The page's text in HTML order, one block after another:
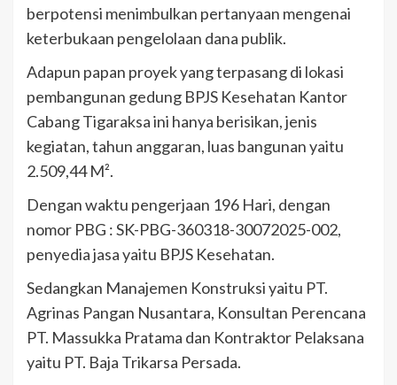
berpotensi menimbulkan pertanyaan mengenai
keterbukaan pengelolaan dana publik.
Adapun papan proyek yang terpasang di lokasi
pembangunan gedung BPJS Kesehatan Kantor
Cabang Tigaraksa ini hanya berisikan, jenis
kegiatan, tahun anggaran, luas bangunan yaitu
2.509,44 M².
Dengan waktu pengerjaan 196 Hari, dengan
nomor PBG : SK-PBG-360318-30072025-002,
penyedia jasa yaitu BPJS Kesehatan.
Sedangkan Manajemen Konstruksi yaitu PT.
Agrinas Pangan Nusantara, Konsultan Perencana
PT. Massukka Pratama dan Kontraktor Pelaksana
yaitu PT. Baja Trikarsa Persada.